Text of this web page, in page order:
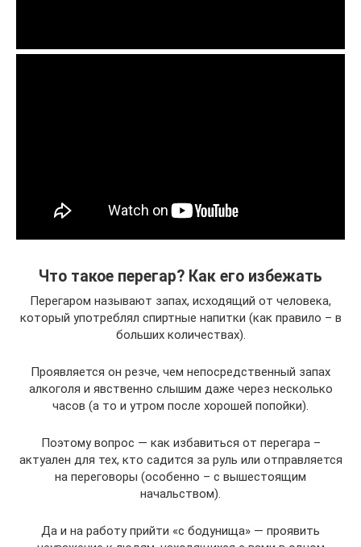
Что такое перегар? Как его избежать
Перегаром называют запах, исходящий от человека,
который употреблял спиртные напитки (как правило – в
больших количествах).
Проявляется он резче, чем непосредственный запах
алкоголя и явственно слышим даже через несколько
часов (а то и утром после хорошей попойки).
Поэтому вопрос — как избавиться от перегара –
актуален для тех, кто садится за руль или отправляется
на переговоры (особенно – с вышестоящим
начальством).
Да и на работу прийти «с бодунища» — проявить